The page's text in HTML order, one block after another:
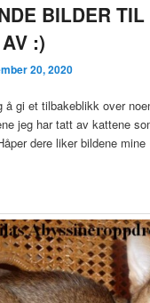
BILDER TIL
:)
20, 2020
å gi et tilbakeblikk over
jeg har tatt av kattene
dere liker bildene mine